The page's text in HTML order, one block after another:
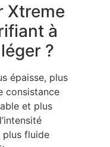
Xtreme
à
?
épaisse, plus
consistance
et plus
plus fluide